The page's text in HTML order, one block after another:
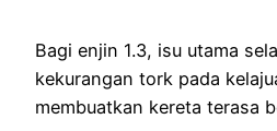
Bagi enjin 1.3, isu utama
kekurangan tork pada
membuatkan kereta terasa